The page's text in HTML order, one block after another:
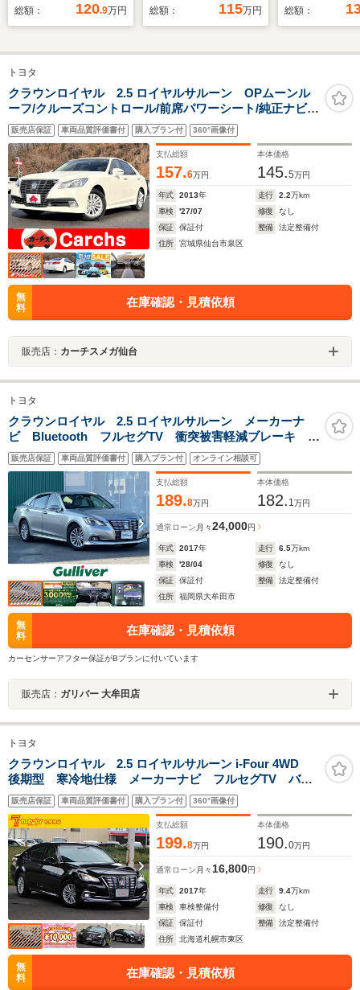
ランスソナー オート
マチックハイビーム
衝突被害軽減システ
ム ETC ドラレコ
総額： 120.9万円 総額： 115万円
ビーム/バック
ーダー/
アルミホイー
総額：
トヨタ
クラウンロイヤル 2.5 ロイヤルサルーン OPムーンル
ーフ/クルーズコントロール/前席パワーシート/純正ナビ/
フルセグ/バックカメラ/純正16インチアルミ/HIDヘッドラ
イト/オートライト/ETC/スマートキー
販売店保証 車両品質評価書付 購入プラン付 360°画像付
支払総額
157.6万円
本体価格
145.5万円
年式 2013年 走行 2.2万km
車検
'27/07 修復
なし
保証
保証付 整備
法定整備付
住所
宮城県仙台市泉区
無
料
在庫確認・見積依頼
販売店： カーチスメガ仙台
トヨタ
クラウンロイヤル 2.5 ロイヤルサルーン メーカーナ
ビ Bluetooth フルセグTV 衝突被害軽減ブレーキ レ
ーダークルーズコントロール パワーシート アラウン
ドビューカメラ ETC
販売店保証 車両品質評価書付 購入プラン付 オンライン相談可
支払総額
189.8万円
本体価格
182. 1 万円
通常ローン 月々24,000円
年式 2017年 走行 6.5万km
車検
'28/04 修復
なし
保証
保証付 整備
法定整備付
住所
福岡県大牟田市
無
料
在庫確認・見積依頼
カーセンサーアフター保証がBプランに付いています
販売店： ガリバー 大牟田店
トヨタ
クラウンロイヤル 2.5 ロイヤルサルーン i-Four 4WD
後期型 寒冷地仕様 メーカーナビ フルセグTV バッ
クカメラ セーフティセンス レーダークルーズ オー
トマチックハイビーム パワーシート LEDヘッドライ
ト&フォグ スーパーライブサウンド ETC 電動チルト
販売店保証 車両品質評価書付 購入プラン付 360°画像付
支払総額
199.8万円
本体価格
190.0万円
通常ローン 月々 16,800円
年式 2017年 走行 9.4万km
車検
車検整備付 修復
なし
保証
保証付 整備
法定整備付
住所
北海道札幌市東区
無
料
在庫確認・見積依頼